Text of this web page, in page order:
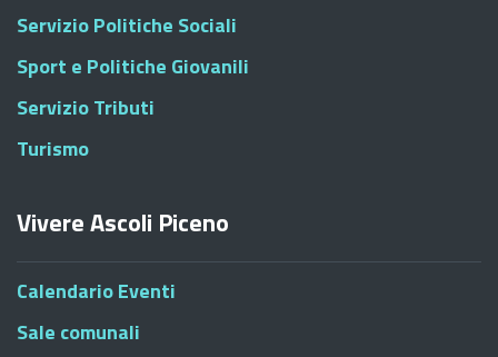
Servizio Politiche Sociali
Sport e Politiche Giovanili
Servizio Tributi
Turismo
Vivere Ascoli Piceno
Calendario Eventi
Sale comunali